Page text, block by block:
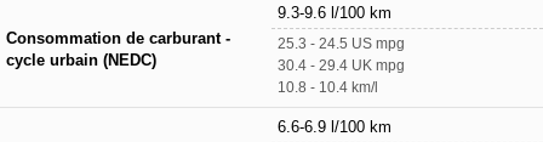
Consommation de carburant -
cycle urbain (NEDC)
9.3-9.6 l/100 km
25.3 - 24.5 US mpg
30.4 - 29.4 UK mpg
10.8 - 10.4 km/l
6.6-6.9 l/100 km